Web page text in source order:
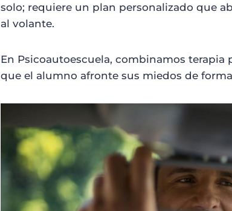
solo; requiere un plan personalizado que
al volante.
En Psicoautoescuela, combinamos
que el alumno afronte sus miedos de